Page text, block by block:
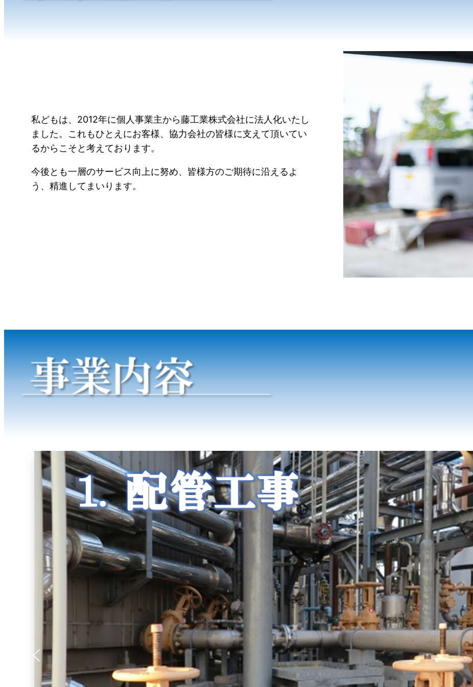
私どもは、2012年に個人事業主から藤工業株式会社に法人化いたし
ました。これもひとえにお客様、協力会社の皆様に支えて頂いてい
るからこそと考えております。
今後とも一層のサービス向上に努め、皆様方のご期待に沿えるよ
う、精進してまいります。